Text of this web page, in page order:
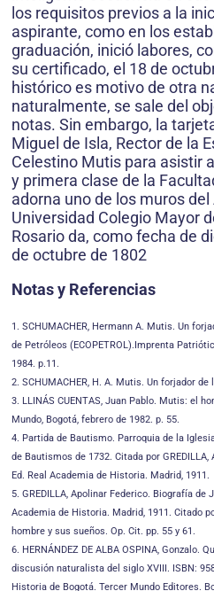
los requisitos previos a la
aspirante, como en los
graduación, inició labores,
su certificado, el 18 de
histórico es motivo de otra
naturalmente, se sale del
notas. Sin embargo, la
Miguel de Isla, Rector de la
Celestino Mutis para asistir
y primera clase de la
adorna uno de los muros
Universidad Colegio Mayor
Rosario da, como fecha de
de octubre de 1802
Notas y Referencias
1. SCHUMACHER, Hermann A. Mutis. Un
de Petróleos (ECOPETROL).Imprenta
1984. p.11.
2. SCHUMACHER, H. A. Mutis. Un forjador
3. LLINÁS CUENTAS, Juan Pablo. Mutis: el
Mundo, Bogotá, febrero de 1982. p. 55.
4. Partida de Bautismo. Parroquia de la
de Bautismos de 1732. Citada por
Ed. Real Academia de Historia. Madrid, 1911.
5. GREDILLA, Apolinar Federico. Biografía de
Academia de Historia. Madrid, 1911. Citado
hombre y sus sueños. Op. Cit. pp. 55 y 61.
6. HERNÁNDEZ DE ALBA OSPINA, Gonzalo.
discusión naturalista del siglo XVIII. ISBN:
Historia de Bogotá. Tercer Mundo Editores.